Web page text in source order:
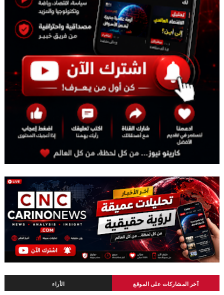
آخر المشاركات على الموقع الأراء